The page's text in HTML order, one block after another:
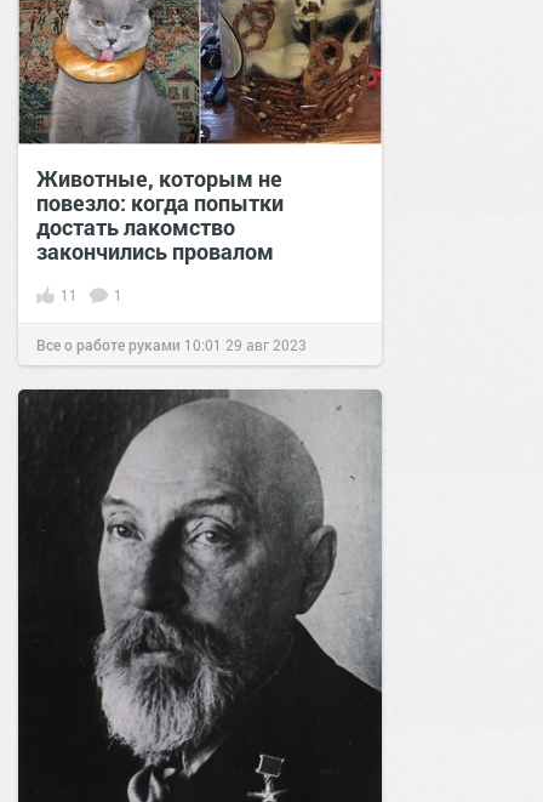
Животные, которым не
повезло: когда попытки
достать лакомство
закончились провалом
11 1
Все о работе руками 10:01 29 авг 2023